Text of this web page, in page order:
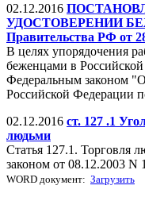
02.12.2016
УДОСТОВЕРЕНИИ
Правительства РФ от
В целях упорядочения
беженцами в
Федеральным законом
Российской Федерации
02.12.2016 ст. 127 .1
людьми
Статья 127.1. Торговля
законом от 08.12.2003 N
WORD документ: Загрузить